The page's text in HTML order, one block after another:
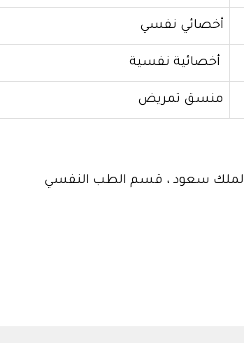
أخصائي نفسي
أخصائية نفسية
منسق تمريض
الملك سعود ، قسم الطب النفسي